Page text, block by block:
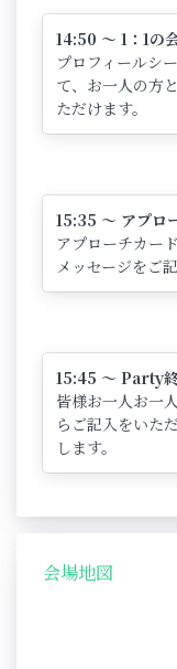
14:50 ～ 1：1の
プロフィールシ
て、お一人の方
ただけます。
15:35 ～ アプロ
アプローチカー
メッセージをご
15:45 ～ Party
皆様お一人お一
らご記入をいた
します。
会場地図